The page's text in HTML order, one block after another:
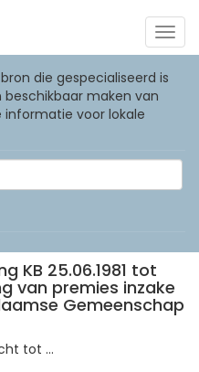
die gespecialiseerd is
maken van
voor lokale
KB 25.06.1981 tot
van premies inzake
Gemeenschap
tot ...